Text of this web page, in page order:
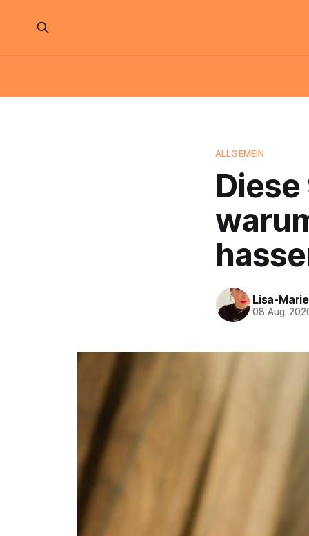
ALLGEMEIN
Lisa-
08 Aug.